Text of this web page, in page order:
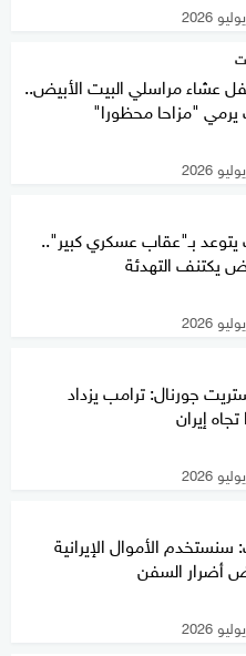
عشاء مراسلي البيت الأبيض..
يرمي "مزاحا محظورا"
يتوعد بـ"عقاب عسكري كبير"..
يكتنف التهدئة
جورنال: ترامب يزداد
إيران
سنستخدم الأموال الإيرانية
أضرار السفن